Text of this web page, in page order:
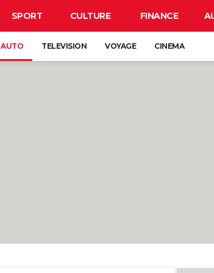
SPORT CULTURE FINANCE
AUTO TELEVISION VOYAGE CINEMA